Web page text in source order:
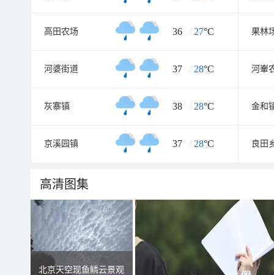
高田农场 36 / 27°C 果林
河婆街道 37 / 28°C 河輋
灰寨镇 38 / 28°C 金和
京溪园镇 37 / 28°C 良田
高清图集
北京天空现鱼鳞云景观